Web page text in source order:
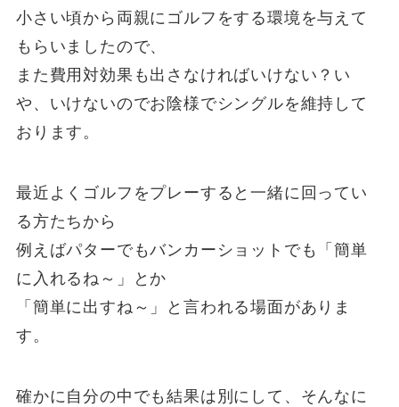
小さい頃から両親にゴルフをする環境を与えて
もらいましたので、
また費用対効果も出さなければいけない？い
や、いけないのでお陰様でシングルを維持して
おります。
最近よくゴルフをプレーすると一緒に回ってい
る方たちから
例えばパターでもバンカーショットでも「簡単
に入れるね～」とか
「簡単に出すね～」と言われる場面がありま
す。
確かに自分の中でも結果は別にして、そんなに